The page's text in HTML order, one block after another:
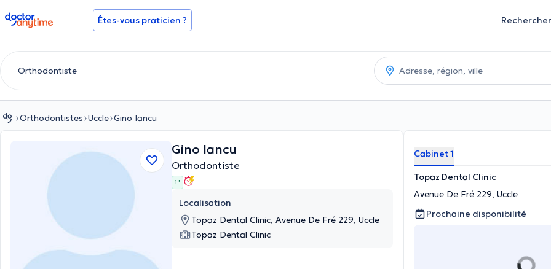
doctoranytime Êtes-vous praticien ? Rechercher
Orthodontistes Uccle Gino Iancu
Gino Iancu
Orthodontiste
1 '
Localisation
Topaz Dental Clinic, Avenue De Fré 229, Uccle
Topaz Dental Clinic
Cabinet 1
Topaz Dental Clinic
Avenue De Fré 229, Uccle
Prochaine disponibilité